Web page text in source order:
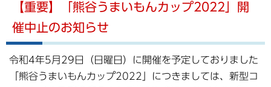
【重要】「熊谷うまいもんカップ2022」開
催中止のお知らせ
令和4年5月29日（日曜日）に開催を予定しておりました
「熊谷うまいもんカップ2022」につきましては、新型コ